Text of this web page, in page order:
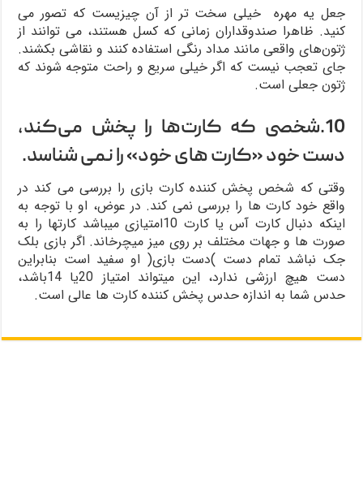
جعل یه مهره خیلی سخت تر از آن چیزیست که تصور می
کنید. ظاهرا صندوقداران زمانی که کسل هستند، می توانند از
ژتون‌های واقعی مانند مداد رنگی استفاده کنند و نقاشی بکشند.
جای تعجب نیست که اگر خیلی سریع و راحت متوجه شوند که
ژتون جعلی است.
10.شخصی که کارت‌ها را پخش می‌کند،
دست خود «کارت های خود» را نمی شناسد.
وقتی که شخص پخش کننده کارت بازی را بررسی می کند در
واقع خود کارت ها را بررسی نمی کند. در عوض، او با توجه به
اینکه دنبال کارت آس یا کارت 10امتیازی میباشد کارتها را به
صورت ها و جهات مختلف بر روی میز میچرخاند. اگر بازی بلک
جک نباشد تمام دست )دست بازی( او سفید است بنابراین
دست هیچ ارزشی ندارد، این میتواند امتیاز 20یا 14باشد،
حدس شما به اندازه حدس پخش کننده کارت ها عالی است.